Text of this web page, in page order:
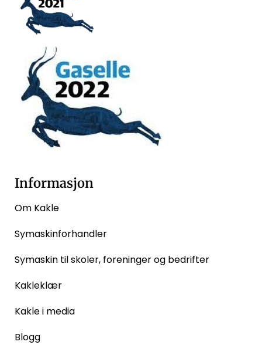
Informasjon
Om Kakle
Symaskinforhandler
Symaskin til skoler, foreninger og bedrifter
Kakleklær
Kakle i media
Blogg